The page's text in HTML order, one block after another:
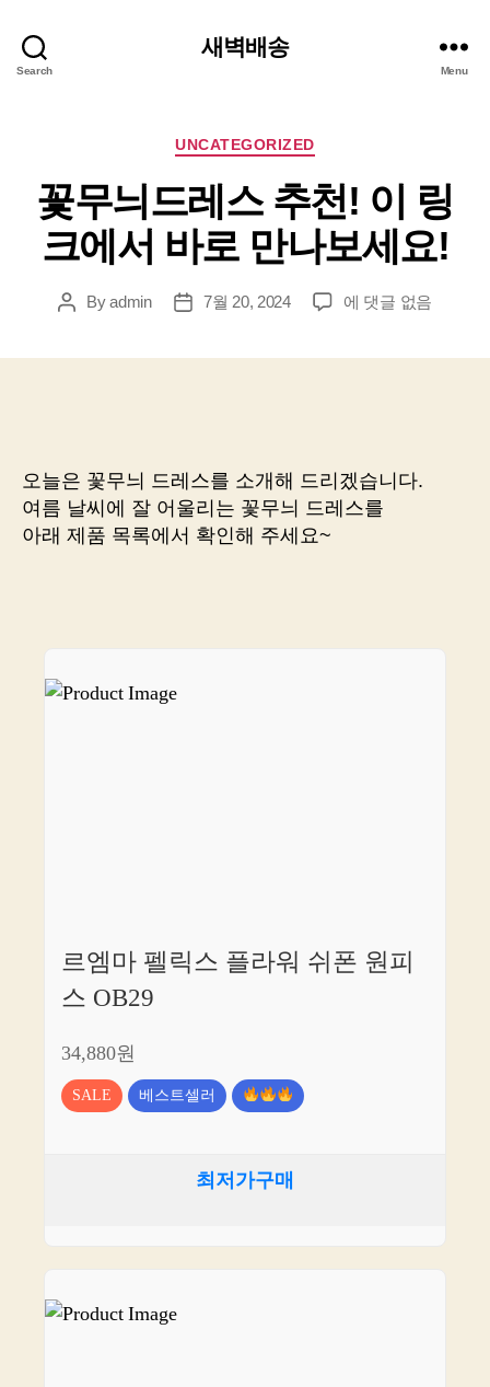
Search
새벽배송
Menu
Categories
UNCATEGORIZED
꽃무늬드레스 추천! 이 링
크에서 바로 만나보세요!
PostByadmin
Post7월 20, 2024
꽃
천!
이
링
에 댓글 없음
오늘은 꽃무늬 드레스를 소개해 드리겠습니다.
여름 날씨에 잘 어울리는 꽃무늬 드레스를
아래 제품 목록에서 확인해 주세요~
르엠마 펠릭스 플라워 쉬폰 원피
스 OB29
34,880원
SALE 베스트셀러
최저가구매